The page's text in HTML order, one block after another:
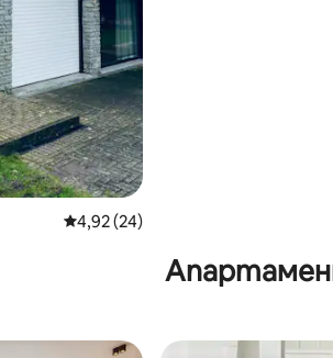
Средна оценка: 4,92 от 5, 24
4,92 (24)